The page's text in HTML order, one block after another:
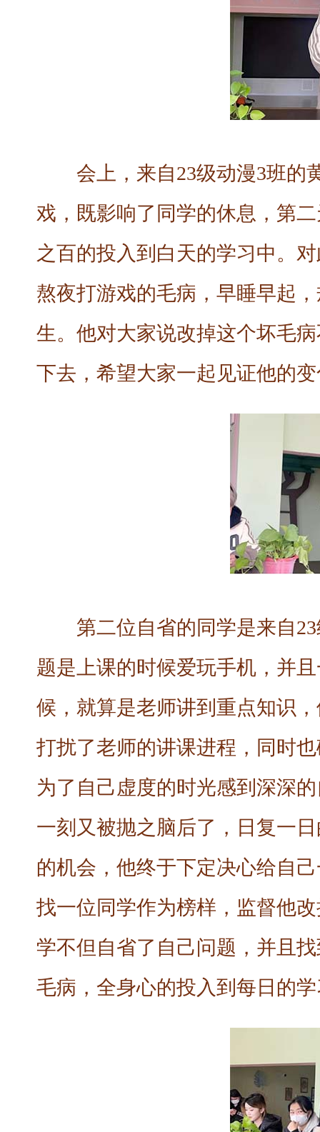
会上，来自23级动漫3班的
戏，既影响了同学的休息，第
之百的投入到白天的学习中。
熬夜打游戏的毛病，早睡早起
生。他对大家说改掉这个坏毛
下去，希望大家一起见证他的
第二位自省的同学是来自
题是上课的时候爱玩手机，并
候，就算是老师讲到重点知识
打扰了老师的讲课进程，同时
为了自己虚度的时光感到深深
一刻又被抛之脑后了，日复一
的机会，他终于下定决心给自
找一位同学作为榜样，监督他
学不但自省了自己问题，并且
毛病，全身心的投入到每日的